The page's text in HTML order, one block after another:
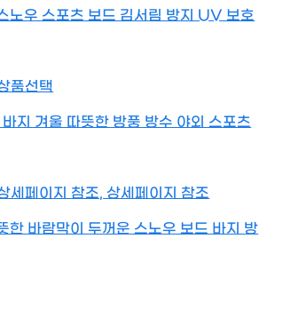
노우 스포츠 보드 김서림 방지 UV 보호
품선택
지 겨울 따뜻한 방풍 방수 야외 스포츠
세페이지 참조, 상세페이지 참조
한 바람막이 두꺼운 스노우 보드 바지 방